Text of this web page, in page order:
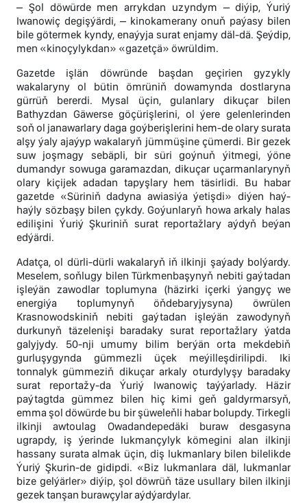
– Şol döwürde men arrykdan uzyndym – diýip, Ýuriý
Iwanowiç degişýärdi, – kinokamerany onuň paýasy bilen
bile götermek kyndy, enaýyja surat enjamy däl-dä. Şeýdip,
men «kinoçylykdan» «gazetçä» öwrüldim.
Gazetde işlän döwründe başdan geçirien gyzykly
wakalaryny ol bütin ömrüniň dowamynda dostlaryna
gürrüň bererdi. Mysal üçin, gulanlary dikuçar bilen
Bathyzdan Gäwerse göçürişlerini, ol ýere gelenlerinden
soň ol janawarlary daga goýberişlerini hem-de olary surata
alşy ýaly ajaýyp wakalaryň jümmüşine çümerdi. Bir gezek
suw joşmagy sebäpli, bir süri goýnuň ýitmegi, ýöne
dumandyr sowuga garamazdan, dikuçar uçarmanlarynyň
olary kiçijek adadan tapyşlary hem täsirlidi. Bu habar
gazetde «Süriniň dadyna awiasiýa ýetişdi» diýen haý-
haýly sözbaşy bilen çykdy. Goýunlaryň howa arkaly halas
edilişini Ýuriý Şkuriniň surat reportažlary aýdyň beýan
edýärdi.
Adatça, ol dürli-dürli wakalaryň iň ilkinji şaýady bolýardy.
Meselem, soňlugy bilen Türkmenbaşynyň nebiti gaýtadan
işleýän zawodlar toplumyna (häzirki içerki ýangyç we
energiýa toplumynyň öňdebaryjysyna) öwrülen
Krasnowodskiniň nebiti gaýtadan işleýän zawodynyň
durkunyň täzelenişi baradaky surat reportažlary ýatda
galyjydy. 50-nji umumy bilim berýän orta mekdebiň
gurluşygynda gümmezli üçek meýilleşdirilipdi. Iki
tonnalyk gümmeziň dikuçar arkaly oturdylyşy baradaky
surat reportažy-da Ýuriý Iwanowiç taýýarlady. Häzir
paýtagtda gümmez bilen hiç kimi geň galdyrmarsyň,
emma şol döwürde bu bir şüweleňli habar bolupdy. Tirkegli
ilkinji awtoulag Owadandepedäki buraw desgasyna
ugrapdy, iş ýerinde lukmançylyk kömegini alan ilkinji
hassany surata almak üçin, diş lukmanlary bilen bilelikde
Ýuriý Şkurin-de gidipdi. «Biz lukmanlara däl, lukmanlar
bize gelýärler» diýip, şol döwrüň täze usullary bilen ilkinji
gezek tanşan burawçylar aýdýardylar.